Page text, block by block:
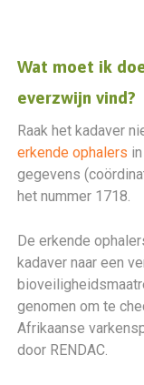
Wat moet ik
everzwijn vind?
Raak het kadaver
erkende ophalers
gegevens
het nummer 1718.
De erkende
kadaver naar een
genomen om te
Afrikaanse
door RENDAC.